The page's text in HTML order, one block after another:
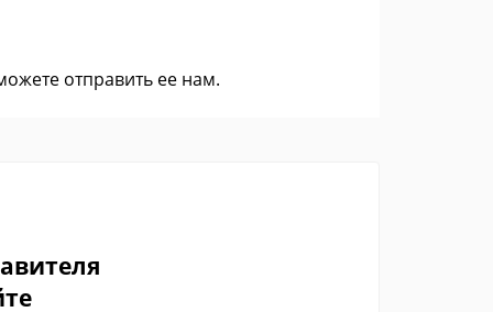
отправить ее нам.